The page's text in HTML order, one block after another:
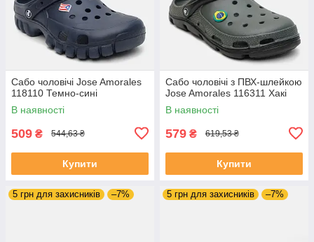
Сабо чоловічі Jose Amorales
118110 Темно-сині
В наявності
509 ₴ 544,63 ₴
Купити
Сабо чоловічі з ПВХ-шлейкою
Jose Amorales 116311 Хакі
В наявності
579 ₴ 619,53 ₴
Купити
5 грн для захисників –7% 5 грн для захисників –7%